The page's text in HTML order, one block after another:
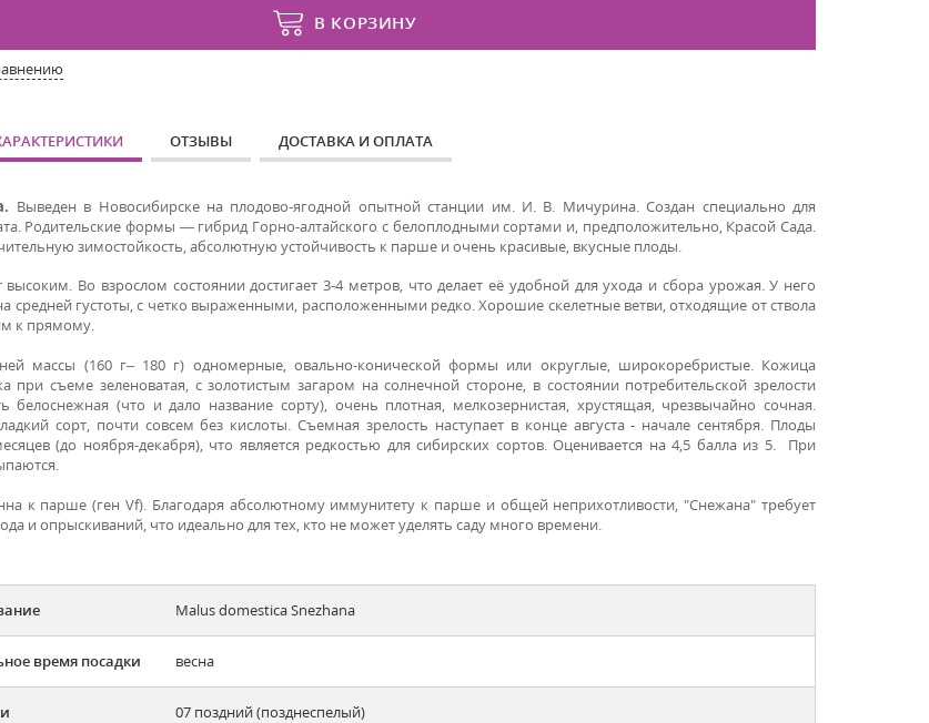
В КОРЗИНУ
ОТЗЫВЫ ДОСТАВКА И ОПЛАТА
Выведен в Новосибирске на плодово-ягодной опытной станции им. И. В. Мичурина. Создан специально для
Родительские формы — гибрид Горно-алтайского с белоплодными сортами и, предположительно, Красой Сада.
зимостойкость, абсолютную устойчивость к парше и очень красивые, вкусные плоды.
высоким. Во взрослом состоянии достигает 3-4 метров, что делает её удобной для ухода и сбора урожая. У него
средней густоты, с четко выраженными, расположенными редко. Хо­рошие скелетные ветви, отходящие от ствола
к прямому.
массы (160 г– 180 г) одномерные, овально-конической формы или округлые, широкоребристые. Кожица
при съеме зеленоватая, с золотистым загаром на солнечной стороне, в состоянии потребительской зрелости
белоснежная (что и дало название сорту), очень плотная, мелкозернистая, хрустящая, чрезвычайно сочная.
сорт, почти совсем без кислоты. Съемная зрелость наступает в конце августа - начале сентября. Плоды
(до ноября-декабря), что является редкостью для сибирских сортов. Оценивается на 4,5 балла из 5. При
к парше (ген Vf). Благодаря абсолютному иммунитету к парше и общей неприхотливости, "Снежана" требует
и опрыскиваний, что идеально для тех, кто не может уделять саду много времени.
Malus domestica Snezhana
время посадки весна
07 поздний (позднеспелый)